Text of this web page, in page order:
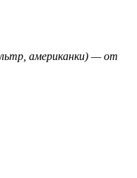
американки) — от